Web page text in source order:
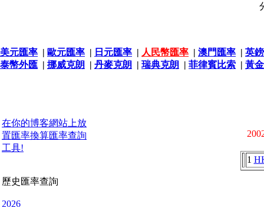
美元匯率 | 歐元匯率 | 日元匯率 | 人民幣匯率 | 澳門匯率 | 英
泰幣外匯 | 挪威克朗 | 丹麥克朗 | 瑞典克朗 | 菲律賓比索 | 黃
在你的博客網站上放
置匯率換算匯率查詢
工具!
歷史匯率查詢
2026
1